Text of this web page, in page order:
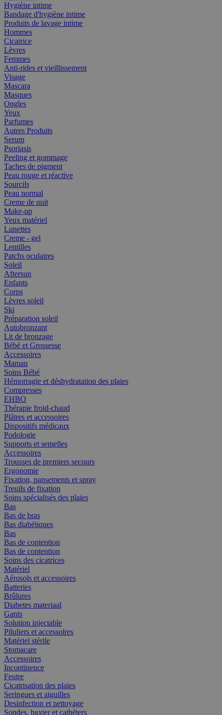
Hygiène intime
Bandage d'hygiène intime
Produits de lavage intime
Hommes
Cicatrice
Lèvres
Femmes
Anti-rides et vieillissement
Visage
Mascara
Masques
Ongles
Yeux
Parfumes
Autres Produits
Serum
Psoriasis
Peeling et gommage
Taches de pigment
Peau rouge et réactive
Sourcils
Peau normal
Creme de nuit
Make-up
Yeux matériel
Lunettes
Creme - gel
Lentilles
Patchs oculaires
Soleil
Aftersun
Enfants
Corps
Lèvres soleil
Ski
Préparation soleil
Autobronzant
Lit de bronzage
Bébé et Grossesse
Accessoires
Maman
Soins Bébé
Hémorragie et déshydratation des plaies
Compresses
EHBO
Thérapie froid-chaud
Plâtres et accessoires
Dispositifs médicaux
Podologie
Supports et semelles
Accessoires
Trousses de premiers secours
Ergonomie
Fixation, pansements et spray
Treuils de fixation
Soins spécialisés des plaies
Bas
Bas de bras
Bas diabétiques
Bas
Bas de contention
Bas de contention
Soins des cicatrices
Matériel
Aérosols et accessoires
Batteries
Brûlures
Diabetes materiaal
Gants
Solution injectable
Piluliers et accessoires
Matériel stérile
Stomacare
Accessoires
Incontinence
Feutre
Cicatrisation des plaies
Seringues et aiguilles
Desinfection et nettoyage
Sondes, baxter et cathéters